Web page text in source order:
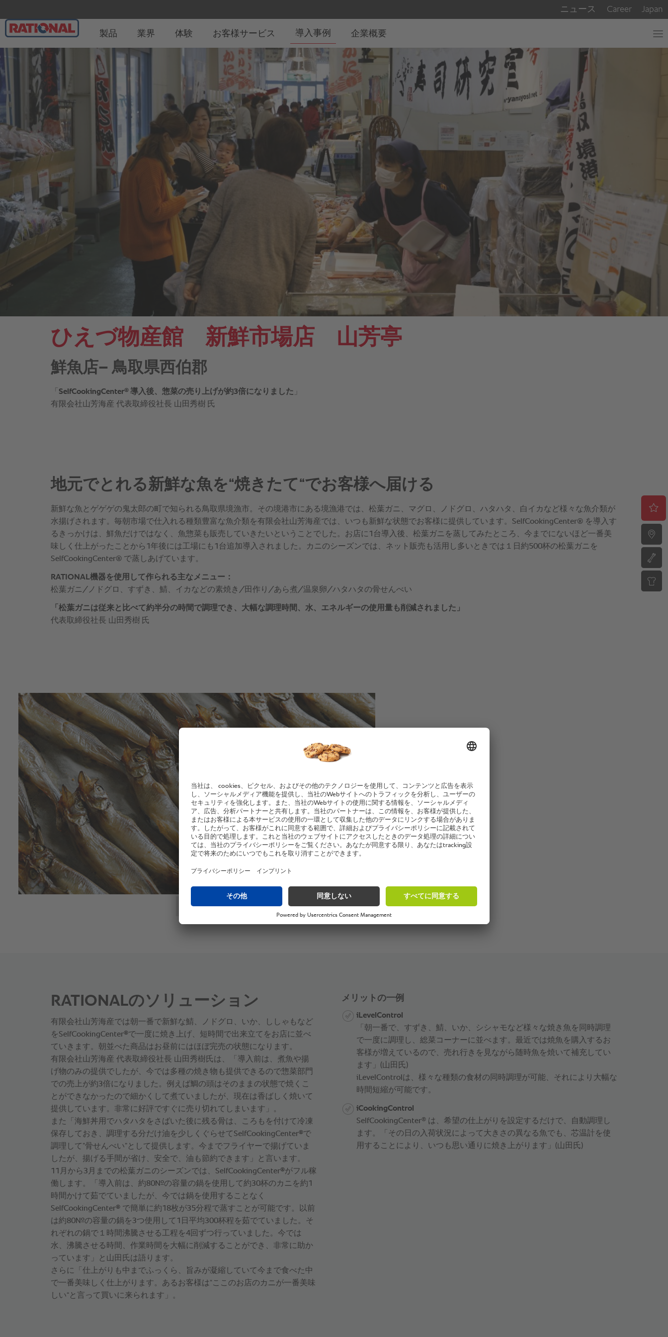
ひえづ物産館 新鮮市場店 山芳亭
鮮魚店– 鳥取県西伯郡
「 SelfCookingCenter® 導入後、惣菜の売り上げが約3倍になりました 」
有限会社山芳海産 代表取締役社長 山田秀樹 氏
RATIONALのソリューション
有限会社山芳海産では朝一番で新鮮な鯖、ノドグロ、いか、ししゃもなど
をSelfCookingCenter®で一度に焼き上げ、短時間で出来立てをお店に並べ
ていきます。朝並べた商品はお昼前にはほぼ完売の状態になります。
有限会社山芳海産 代表取締役社長 山田秀樹氏は、「導入前は、煮魚や揚
げ物のみの提供でしたが、今では多種の焼き物も提供できるので惣菜部門
での売上が約3倍になりました。例えば鯛の頭はそのままの状態で焼くこ
とができなかったので細かくして煮ていましたが、現在は香ばしく焼いて
提供しています。非常に好評ですぐに売り切れてしまいます」。
また「海鮮丼用でハタハタをさばいた後に残る骨は、ころもを付けて冷凍
保存しておき、調理する分だけ油を少しくぐらせてSelfCookingCenter®で
調理して”骨せんべい”として提供します。今までフライヤーで揚げていま
したが、揚げる手間が省け、安全で、油も節約できます」と言います。
11月から3月までの松葉ガニのシーズンでは、SelfCookingCenter®がフル稼
働します。「導入前は、約80ℓの容量の鍋を使用して約30杯のカニを約1
時間かけて茹でていましたが、今では鍋を使用することなく
SelfCookingCenter® で簡単に約18枚が35分程で蒸すことが可能です。以前
は約80ℓの容量の鍋を3つ使用して1日平均300杯程を茹でていました。そ
れぞれの鍋で１時間沸騰させる工程を4回ずつ行っていました。今では
水、沸騰させる時間、作業時間を大幅に削減することができ、非常に助か
っています」と山田氏は語ります。
さらに「仕上がりも中までふっくら、旨みが凝縮していて今まで食べた中
で一番美味しく仕上がります。あるお客様は“ここのお店のカニが一番美味
しい“と言って買いに来られます」。
メリットの一例
iLevelControl
「朝一番で、すずき、鯖、いか、シシャモなど様々な焼き魚を同時調理
で一度に調理し、総菜コーナーに並べます。最近では焼魚を購入するお
客様が増えているので、売れ行きを見ながら随時魚を焼いて補充してい
ます」(山田氏)
iLevelControlは、様々な種類の食材の同時調理が可能、それにより大幅な
時間短縮が可能です。
iCookingControl
SelfCookingCenter® は、希望の仕上がりを設定するだけで、自動調理し
ます。「その日の入荷状況によって大きさの異なる魚でも、芯温計を使
用することにより、いつも思い通りに焼き上がります」(山田氏)